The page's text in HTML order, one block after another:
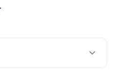
Restauration